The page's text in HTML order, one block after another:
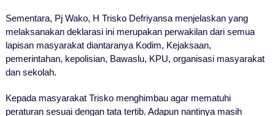
Sementara, Pj Wako, H Trisko Defriyansa menjelaskan yang
melaksanakan deklarasi ini merupakan perwakilan dari semua
lapisan masyarakat diantaranya Kodim, Kejaksaan,
pemerintahan, kepolisian, Bawaslu, KPU, organisasi masyarakat
dan sekolah.
Kepada masyarakat Trisko menghimbau agar mematuhi
peraturan sesuai dengan tata tertib. Adapun nantinya masih